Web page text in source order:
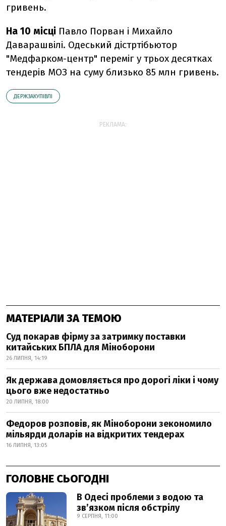
гривень.
На 10 місці Павло Порван і Михайло
Даварашвілі. Одеський дістртібьютор
"Медфарком-центр" переміг у трьох десятках
тендерів МОЗ на суму близько 85 млн гривень.
ДЕРЖЗАКУПІВЛІ
РЕКЛАМА:
МАТЕРІАЛИ ЗА ТЕМОЮ
Суд покарав фірму за затримку поставки
китайських БПЛА для Міноборони
26 ЛИПНЯ, 14:19
Як держава домовляється про дорогі ліки і чому
цього вже недостатньо
20 ЛИПНЯ, 18:00
Федоров розповів, як Міноборони зекономило
мільярди доларів на відкритих тендерах
16 ЛИПНЯ, 13:05
ГОЛОВНЕ СЬОГОДНІ
В Одесі проблеми з водою та
звʼязком після обстрілу
9 СЕРПНЯ, 11:00